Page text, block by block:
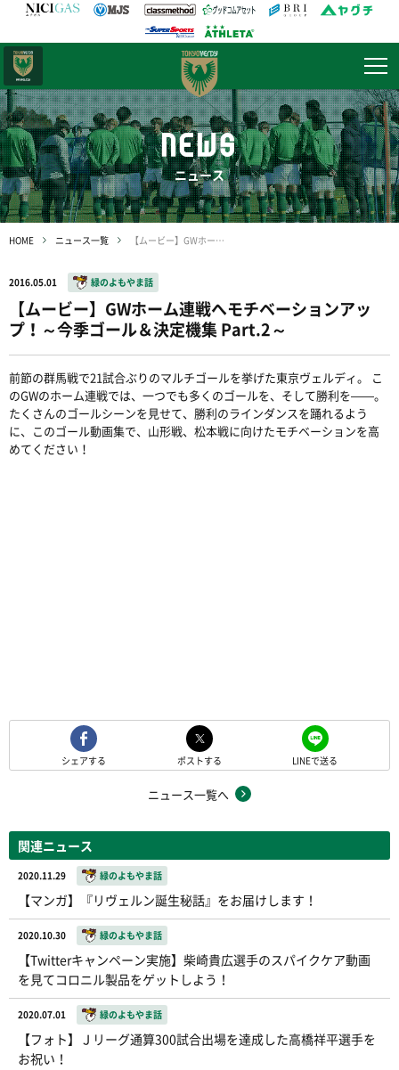
NEWS
ニュース
HOME ニュース一覧 【ムービー】GWホーム連戦へモチベーションアップ！～今季ゴール＆決定機集 Part.2～
2016.05.01 緑のよもやま話
【ムービー】GWホーム連戦へモチベーションアッ
プ！～今季ゴール＆決定機集 Part.2～
前節の群馬戦で21試合ぶりのマルチゴールを挙げた東京ヴェルディ。 こ
のGWのホーム連戦では、一つでも多くのゴールを、そして勝利を――。
たくさんのゴールシーンを見せて、勝利のラインダンスを踊れるよう
に、このゴール動画集で、山形戦、松本戦に向けたモチベーションを高
めてください！
シェアする ポストする LINEで送る
ニュース一覧へ
関連ニュース
2020.11.29 緑のよもやま話
【マンガ】『リヴェルン誕生秘話』をお届けします！
2020.10.30 緑のよもやま話
【Twitterキャンペーン実施】柴崎貴広選手のスパイクケア動画
を見てコロニル製品をゲットしよう！
2020.07.01 緑のよもやま話
【フォト】Ｊリーグ通算300試合出場を達成した高橋祥平選手を
お祝い！